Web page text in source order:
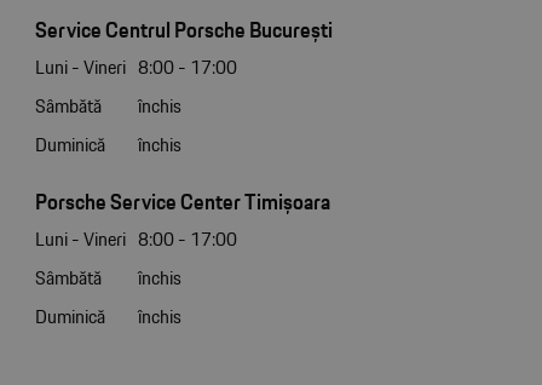
Service Centrul Porsche București
Luni - Vineri 8:00 - 17:00
Sâmbătă
închis
Duminică
închis
Porsche Service Center Timișoara
Luni - Vineri 8:00 - 17:00
Sâmbătă
închis
Duminică
închis